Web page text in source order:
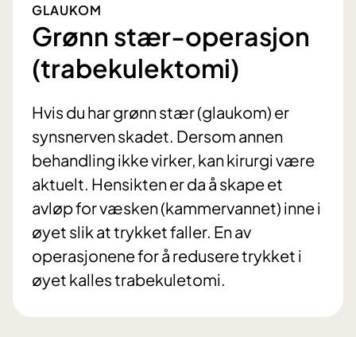
GLAUKOM
Grønn stær-operasjon
(trabekulektomi)
Hvis du har grønn stær (glaukom) er
synsnerven skadet. Dersom annen
behandling ikke virker, kan kirurgi være
aktuelt. Hensikten er da å skape et
avløp for væsken (kammervannet) inne i
øyet slik at trykket faller. En av
operasjonene for å redusere trykket i
øyet kalles trabekuletomi.